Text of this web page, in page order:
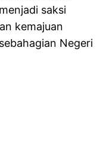
saksi
kemajuan
Negeri